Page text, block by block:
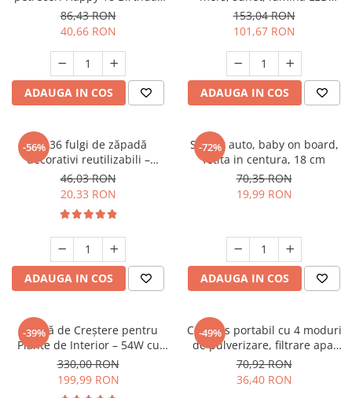
Balloons - 18 ani, auriu +
negru
86,43 RON
40,66 RON
ADAUGA IN COS
(Brachiosaurus, Stegosaurus,
T‑Rex)
153,04 RON
101,67 RON
ADAUGA IN COS
-56%
Set 36 fulgi de zăpadă
decorativi reutilizabili –
plastic alb, modele diferite,
detașabili
46,03 RON
20,33 RON
ADAUGA IN COS
-72%
Sticker auto, baby on board,
fetita in centura, 18 cm
70,35 RON
19,99 RON
ADAUGA IN COS
-39%
Lampă de Creștere pentru
Plante de Interior – 54W cu
Suport Reglabil, Spectru
Complet, 6 brate ajustabile,
Timer 4/8/12h.
330,00 RON
199,99 RON
-49%
Cap dus portabil cu 4 moduri
de pulverizare, filtrare apa,
furtun 150 cm, switch
ON/OFF, gri
70,92 RON
36,40 RON